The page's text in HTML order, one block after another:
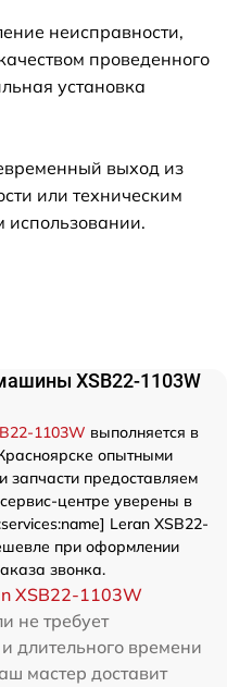
неисправности,
проведенного
установка
выход из
или техническим
XSB22-1103W
1103W выполняется в
опытными
запчасти предоставляем
центре уверены в
Leran XSB22-
при оформлении
звонка.
XSB22-1103W
не требует
длительного времени
мастер доставит